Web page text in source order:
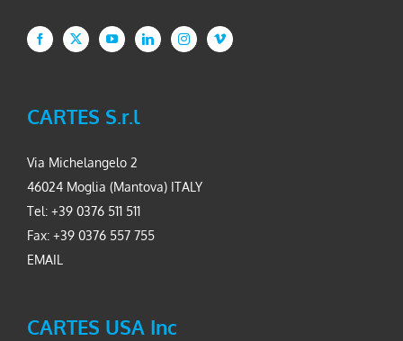
CARTES S.r.l
Via Michelangelo 2
46024 Moglia (Mantova) ITALY
Tel: +39 0376 511 511
Fax: +39 0376 557 755
EMAIL
CARTES USA Inc